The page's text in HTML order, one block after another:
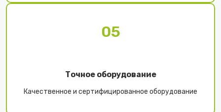
05
Точное оборудование
Качественное и сертифицированное оборудование